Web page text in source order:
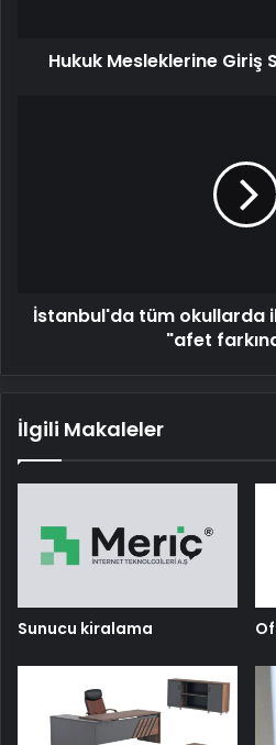
Hukuk Mesleklerine Giriş
İstanbul'da tüm okullarda
"afet
İlgili Makaleler
Sunucu kiralama